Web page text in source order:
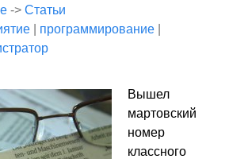
-> Статьи
программирование
Вышел
мартовский
номер
классного